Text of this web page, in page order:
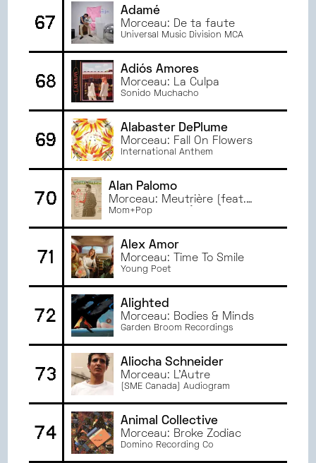
67
Adamé
Morceau: De ta faute
Universal Music Division MCA
68
Adiós Amores
Morceau: La Culpa
Sonido Muchacho
69
Alabaster DePlume
Morceau: Fall On Flowers
International Anthem
70
Alan Palomo
Morceau: Meutrière (feat.
Flore Benguigui)
Mom+Pop
71
Alex Amor
Morceau: Time To Smile
Young Poet
72
Alighted
Morceau: Bodies & Minds
Garden Broom Recordings
73
Aliocha Schneider
Morceau: L'Autre
(SME Canada) Audiogram
74
Animal Collective
Morceau: Broke Zodiac
Domino Recording Co